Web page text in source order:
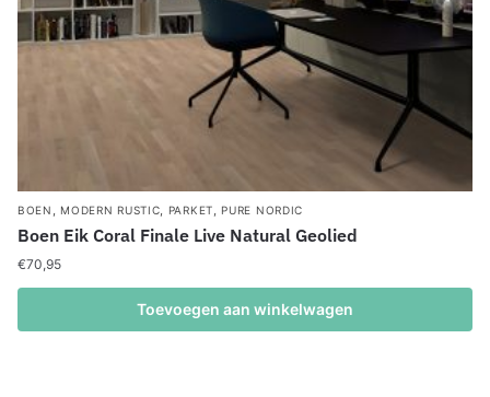
BOEN , MODERN RUSTIC, PARKET, PURE NORDIC
Boen Eik Coral Finale Live Natural Geolied
€70,95
Toevoegen aan winkelwagen